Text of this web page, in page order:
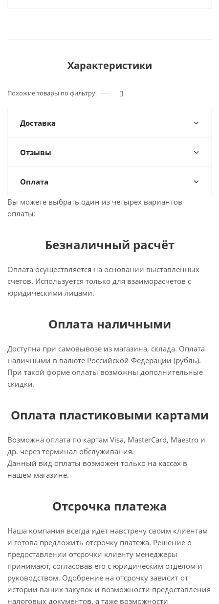
Характеристики
Похожие товары по фильтру []
Доставка
Отзывы
Оплата
Вы можете выбрать один из четырех вариантов
оплаты:
Безналичный расчёт
Оплата осуществляется на основании выставленных
счетов. Используется только для взаиморасчетов с
юридическими лицами.
Оплата наличными
Доступна при самовывозе из магазина, склада. Оплата
наличными в валюте Российской Федерации (рубль).
При такой форме оплаты возможны дополнительные
скидки.
Оплата пластиковыми картами
Возможна оплата по картам Visa, MasterCard, Maestro и
др. через терминал обслуживания.
Данный вид оплаты возможен только на кассах в
нашем магазине.
Отсрочка платежа
Наша компания всегда идет навстречу своим клиентам
и готова предложить отсрочку платежа. Решение о
предоставлении отсрочки клиенту менеджеры
принимают, согласовав его с юридическим отделом и
руководством. Одобрение на отсрочку зависит от
истории ваших закупок и возможности предоставления
налоговых документов, а таже возможности